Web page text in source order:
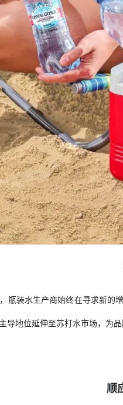
瓶装水生产商始终在寻求新的
导地位延伸至苏打水市场，为品
顺